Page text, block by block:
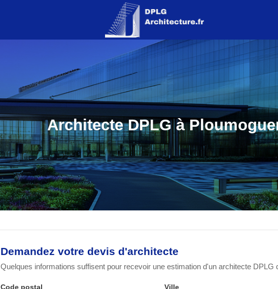
Architecte DPLG à
Demandez votre devis d'architecte
Quelques informations suffisent pour recevoir une estimation d'un architecte DPLG
Code postal Ville